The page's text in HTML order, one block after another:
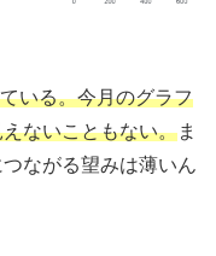
いる。今月のグラフ
ないこともない。ま
ながる望みは薄いん